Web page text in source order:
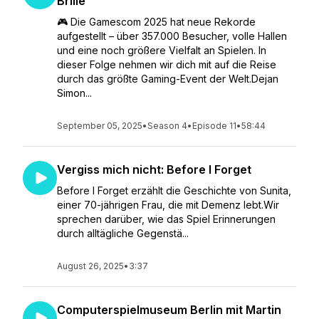
🎮 Die Gamescom 2025 hat neue Rekorde
aufgestellt – über 357.000 Besucher, volle Hallen
und eine noch größere Vielfalt an Spielen. In
dieser Folge nehmen wir dich mit auf die Reise
durch das größte Gaming-Event der Welt.Dejan
Simon...
September 05, 2025•Season 4• Episode 11•58:44
Vergiss mich nicht: Before I Forget
Before I Forget erzählt die Geschichte von Sunita,
einer 70-jährigen Frau, die mit Demenz lebt.Wir
sprechen darüber, wie das Spiel Erinnerungen
durch alltägliche Gegenstä...
August 26, 2025• 3:37
Computerspielmuseum Berlin mit Martin